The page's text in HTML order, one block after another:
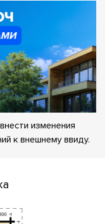
изменения
к внешнему ввиду.